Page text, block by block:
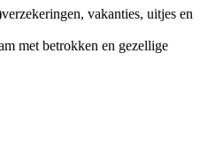
vakanties, uitjes en
met betrokken en gezellige